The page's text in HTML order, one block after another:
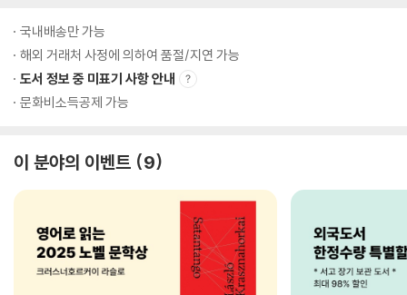
국내배송만 가능
해외 거래처 사정에 의하여 품절/지연 가능
도서 정보 중 미표기 사항 안내
문화비소득공제 가능
이 분야의 이벤트 9